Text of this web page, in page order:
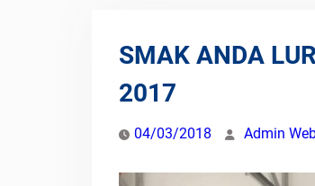
SMAK ANDA
2017
04/03/2018 Admin